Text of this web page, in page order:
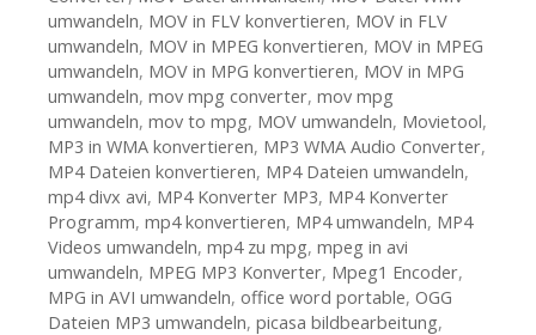
umwandeln, MOV in FLV konvertieren, MOV in FLV
umwandeln, MOV in MPEG konvertieren, MOV in MPEG
umwandeln, MOV in MPG konvertieren, MOV in MPG
umwandeln, mov mpg converter, mov mpg
umwandeln, mov to mpg, MOV umwandeln, Movietool,
MP3 in WMA konvertieren, MP3 WMA Audio Converter,
MP4 Dateien konvertieren, MP4 Dateien umwandeln,
mp4 divx avi, MP4 Konverter MP3, MP4 Konverter
Programm, mp4 konvertieren, MP4 umwandeln, MP4
Videos umwandeln, mp4 zu mpg, mpeg in avi
umwandeln, MPEG MP3 Konverter, Mpeg1 Encoder,
MPG in AVI umwandeln, office word portable, OGG
Dateien MP3 umwandeln, picasa bildbearbeitung,